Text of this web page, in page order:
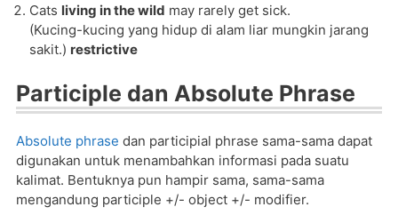
Cats living in the wild may rarely get sick.
(Kucing-kucing yang hidup di alam liar mungkin jarang
sakit.) restrictive
Participle dan Absolute Phrase
Absolute phrase dan participial phrase sama-sama dapat
digunakan untuk menambahkan informasi pada suatu
kalimat. Bentuknya pun hampir sama, sama-sama
mengandung participle +/- object +/- modifier.